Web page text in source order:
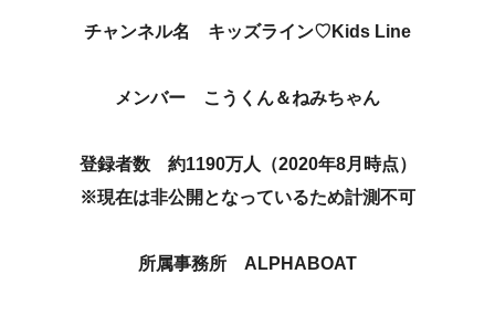
チャンネル名 キッズライン♡Kids Line
メンバー こうくん＆ねみちゃん
登録者数 約1190万人（2020年8月時点）
※現在は非公開となっているため計測不可
所属事務所 ALPHABOAT